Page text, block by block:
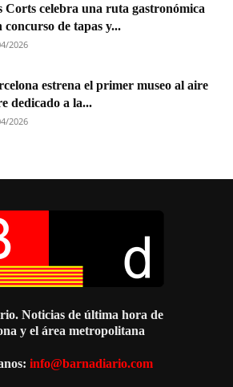
Corts celebra una ruta gastronómica
concurso de tapas y...
2026
estrena el primer museo al aire
dedicado a la...
2026
Noticias de última hora de
y el área metropolitana
info@barnadiario.com